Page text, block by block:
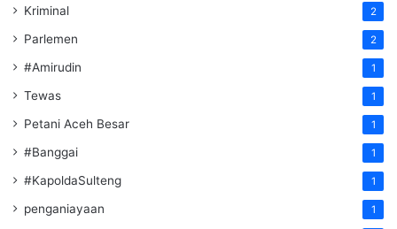
Kriminal 2
Parlemen 2
#Amirudin 1
Tewas 1
Petani Aceh Besar 1
#Banggai 1
#KapoldaSulteng 1
penganiayaan 1